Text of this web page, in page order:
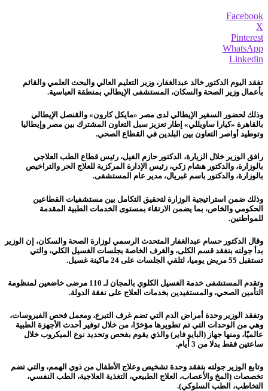
Facebook
X
Pinterest
WhatsApp
Linkedin
تفقد اليوم الدكتور خالد عبدالغفار، وزير التعليم العالي والبحث العلمي والقائم
بأعمال وزير الصحة والسكان، المستشفى الإيطالي بمنطقة العباسية.
وذلك لحضور السفير الإيطالي لدى مصر «مايكل كارون» والقنصل الإيطالي
بالقاهرة «كيارا ساويللي» إطار تعزيز سبل التعاون المشترك بين مصر وإيطاليا
وتوطيد أواصر التعاون بين البلدين في القطاع الصحي.
رافق الوزير خلال الزيارة، الدكتور حازم الفيل، رئيس قطاع الطب العلاجي
بالوزارة، والدكتور هشام زكي، رئيس الإدارة المركزية للعلاج الحر والتراخيص
بالوزارة، والدكتور باسم غبريال، مدير عام المستشفى.
وذلك ضمن استراتيجية الوزارة لتحقيق التكامل بين مستشفيات القطاعين
الحكومي والخاص، بما يضمن الارتقاء بمستوى الخدمات الطبية المقدمة
للمواطنين.
وقال الدكتور حسام عبدالغفار المتحدث الرسمي لوزارة الصحة والسكان، إن الوزير
بدأ جولته بتفقد قسم الكلى، والغرف الخاصة بجلسات الغسيل الكلي، والتي
تستقبل 55 مريض يوميا، لتلقي الجلسات على 24 ماكينة غسيل.
وتقدم المستشفى خدمة الغسيل الكلوي بالمجان لـ 110 مرضى خاضعين لمنظومة
التأمين الصحي، والمستفيدين بخدمات العلاج على نفقة الدولة.
وتفقد الوزير وحدة أمراض الدم التي تضم غرف التبرع، ومعمل فحص الفيروسات،
وهي من الوحدات التي تم تطويرها مؤخرًا، من خلال توفير أحدث الأجهزة الطبية
عالميًا، ومنها جهاز (البايو فاير) والذي يقوم بفحص وتحديد نوع الميكروب خلال
ساعتين فقط بدلا من 3 أيام.
وتابع الوزير جولته بتفقد وحدة تشخيص وعلاج الأطفال من ذوي الهمم، والتي تضم
تخصصات (المخ والأعصاب، العلاج الطبيعي، التغذية العلاجية، الطب النفسي،
التخاطب، الطب السلوكي).